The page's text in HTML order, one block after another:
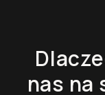
nas na